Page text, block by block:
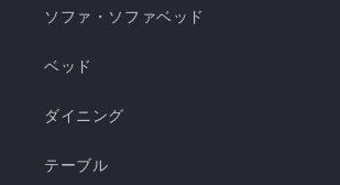
シブル仕様 ・柔らかくてとろっとし
濯できてお手入れ簡単 瞬間避暑地 く
暑地 くしゅくしゅケット SD...
ソファ・ソファベッド
ベッド
ダイニング
テーブル